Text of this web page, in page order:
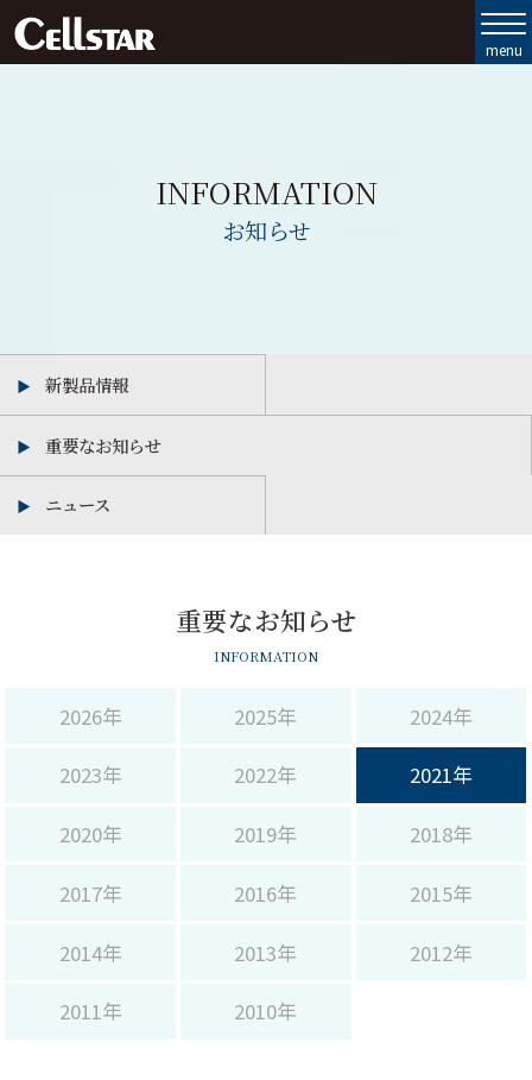
お問い合わせ
MyCellstar
Cellstar Direct
INFORMATION
お知らせ
新製品情報
重要なお知らせ
ニュース
重要なお知らせ
INFORMATION
2026年 2025年 2024年
2023年 2022年 2021年
2020年 2019年 2018年
2017年 2016年 2015年
2014年 2013年 2012年
2011年 2010年